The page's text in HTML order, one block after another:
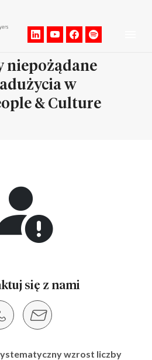
niepożądane
w
& Culture
się z nami
wzrost liczby